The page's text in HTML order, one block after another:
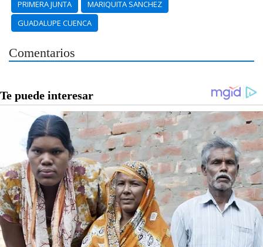
PRIMERA JUNTA
MARIQUITA SANCHEZ
GUADALUPE CUENCA
Comentarios